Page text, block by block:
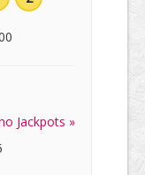
Jackpots »